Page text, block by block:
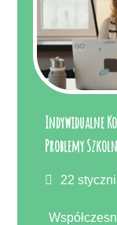
Indywidualne
Problemy
Posted
22